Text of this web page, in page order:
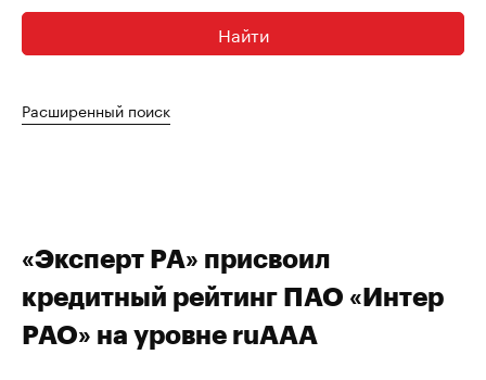
Найти
Расширенный поиск
«Эксперт РА» присвоил
кредитный рейтинг ПАО «Интер
РАО» на уровне ruAAA